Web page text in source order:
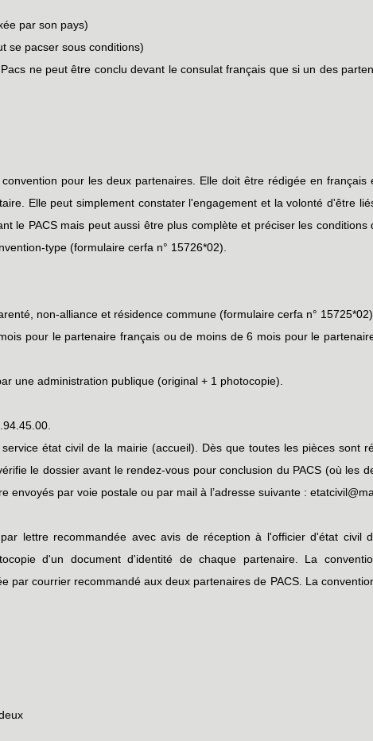
par son pays)
se pacser sous conditions)
ne peut être conclu devant le consulat français que si un des
pour les deux partenaires. Elle doit être rédigée en français
Elle peut simplement constater l'engagement et la volonté d'être
le PACS mais peut aussi être plus complète et préciser les conditions
type (formulaire cerfa n° 15726*02).
non-alliance et résidence commune (formulaire cerfa n° 15725*02)
pour le partenaire français ou de moins de 6 mois pour le
une administration publique (original + 1 photocopie).
état civil de la mairie (accueil). Dès que toutes les pièces sont
le dossier avant le rendez-vous pour conclusion du PACS (où les
par voie postale ou par mail à l’adresse suivante :
lettre recommandée avec avis de réception à l'officier d'état civil
d'un document d'identité de chaque partenaire. La
courrier recommandé aux deux partenaires de PACS. La